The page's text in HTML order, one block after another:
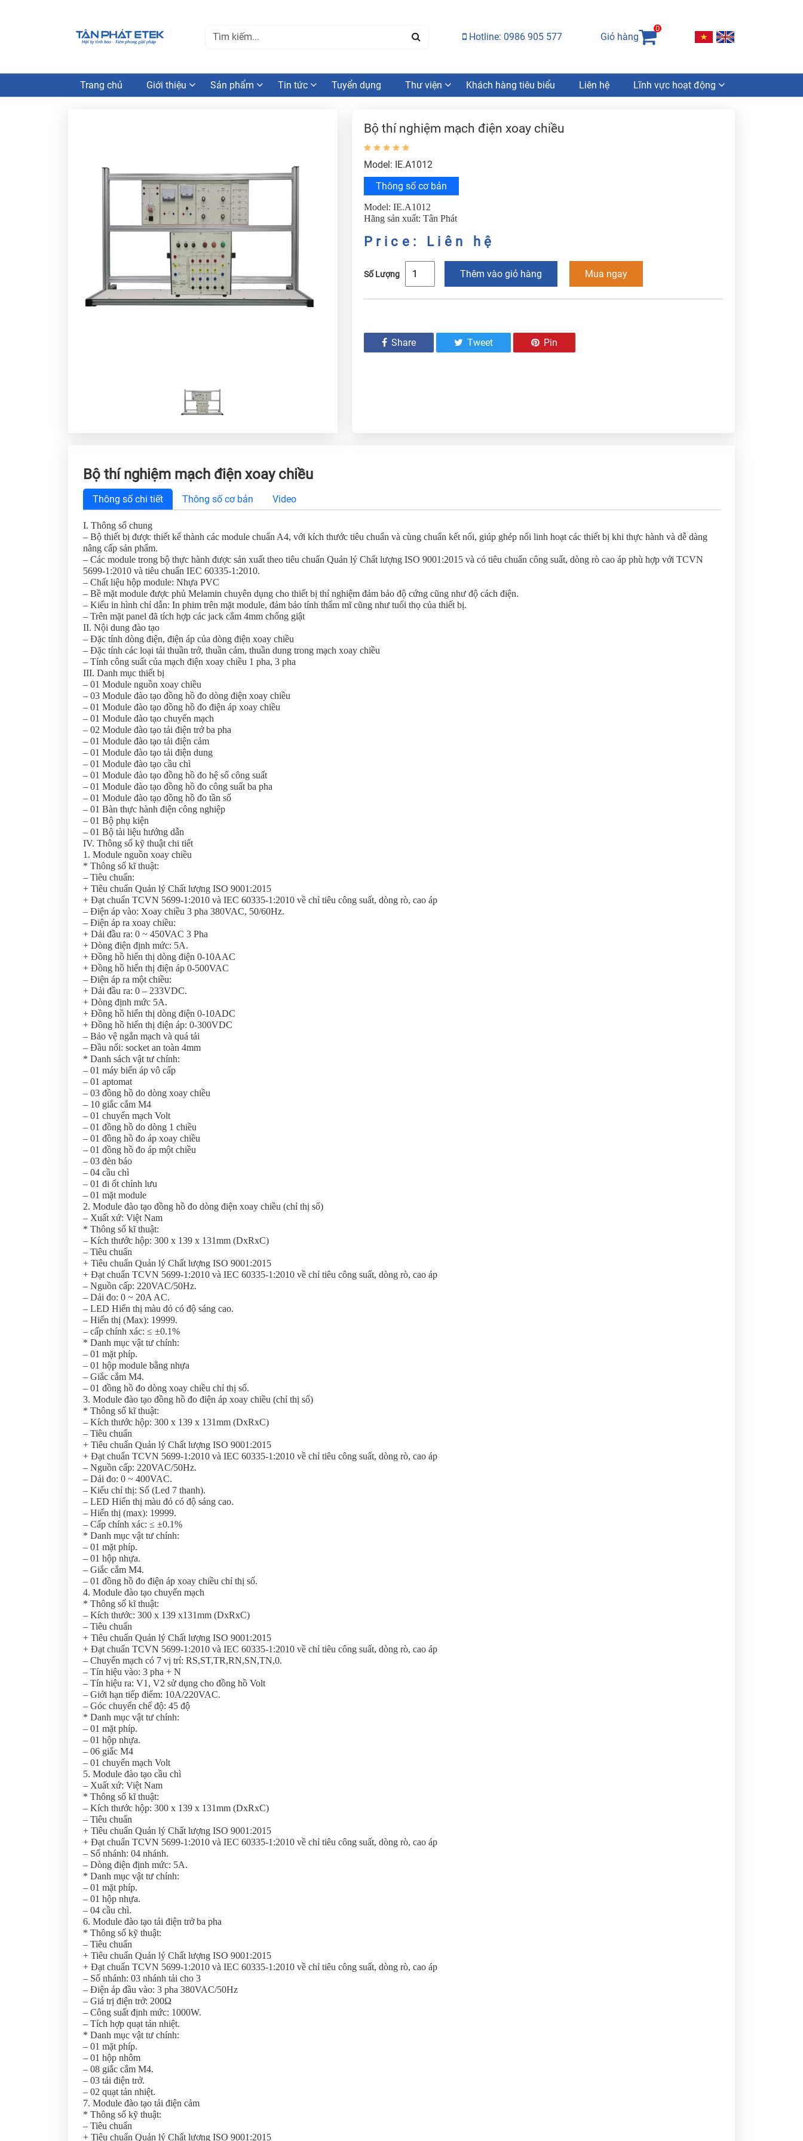
Hotline: 0986 905 577 Giỏ hàng
0
Trang chủ Giới thiệu Sản phẩm Tin tức Tuyển dụng Thư viện Khách hàng tiêu biểu Liên hệ Lĩnh vực hoạt động
Bộ thí nghiệm mạch điện xoay chiều
Model: IE.A1012
Thông số cơ bản
Model: IE.A1012
Hãng sản xuất: Tân Phát
Price: Liên hệ
Số Lượng Thêm vào giỏ hàng Mua ngay
Share Tweet Pin
Bộ thí nghiệm mạch điện xoay chiều
Thông số chi tiết Thông số cơ bản Video
I. Thông số chung
– Bộ thiết bị được thiết kế thành các module chuẩn A4, với kích thước tiêu chuẩn và cùng chuẩn kết nối, giúp ghép nối linh hoạt các thiết bị khi thực hành và dễ dàng
nâng cấp sản phẩm.
– Các module trong bộ thực hành được sản xuất theo tiêu chuẩn Quản lý Chất lượng ISO 9001:2015 và có tiêu chuẩn công suất, dòng rò cao áp phù hợp với TCVN
5699-1:2010 và tiêu chuẩn IEC 60335-1:2010.
– Chất liệu hộp module: Nhựa PVC
– Bề mặt module được phủ Melamin chuyên dụng cho thiết bị thí nghiệm đảm bảo độ cứng cũng như độ cách điện.
– Kiểu in hình chỉ dẫn: In phim trên mặt module, đảm bảo tính thẩm mĩ cũng như tuổi thọ của thiết bị.
– Trên mặt panel đã tích hợp các jack cắm 4mm chống giật
II. Nội dung đào tạo
– Đặc tính dòng điện, điện áp của dòng điện xoay chiều
– Đặc tính các loại tải thuần trở, thuần cảm, thuần dung trong mạch xoay chiều
– Tính công suất của mạch điện xoay chiều 1 pha, 3 pha
III. Danh mục thiết bị
– 01 Module nguồn xoay chiều
– 03 Module đào tạo đồng hồ đo dòng điện xoay chiều
– 01 Module đào tạo đồng hồ đo điện áp xoay chiều
– 01 Module đào tạo chuyển mạch
– 02 Module đào tạo tải điện trở ba pha
– 01 Module đào tạo tải điện cảm
– 01 Module đào tạo tải điện dung
– 01 Module đào tạo cầu chì
– 01 Module đào tạo đồng hồ đo hệ số công suất
– 01 Module đào tạo đồng hồ đo công suất ba pha
– 01 Module đào tạo đồng hồ đo tần số
– 01 Bàn thực hành điện công nghiệp
– 01 Bộ phụ kiện
– 01 Bộ tài liệu hướng dẫn
IV. Thông số kỹ thuật chi tiết
1. Module nguồn xoay chiều
* Thông số kĩ thuật:
– Tiêu chuẩn:
+ Tiêu chuẩn Quản lý Chất lượng ISO 9001:2015
+ Đạt chuẩn TCVN 5699-1:2010 và IEC 60335-1:2010 về chỉ tiêu công suất, dòng rò, cao áp
– Điện áp vào: Xoay chiều 3 pha 380VAC, 50/60Hz.
– Điện áp ra xoay chiều:
+ Dải đầu ra: 0 ~ 450VAC 3 Pha
+ Dòng điện định mức: 5A.
+ Đồng hồ hiển thị dòng điện 0-10AAC
+ Đồng hồ hiển thị điện áp 0-500VAC
– Điện áp ra một chiều:
+ Dải đầu ra: 0 – 233VDC.
+ Dòng định mức 5A.
+ Đồng hồ hiển thị dòng điện 0-10ADC
+ Đồng hồ hiển thị điện áp: 0-300VDC
– Bảo vệ ngắn mạch và quá tải
– Đầu nối: socket an toàn 4mm
* Danh sách vật tư chính:
– 01 máy biến áp vô cấp
– 01 aptomat
– 03 đồng hồ do dòng xoay chiều
– 10 giắc cắm M4
– 01 chuyển mạch Volt
– 01 đồng hồ do dòng 1 chiều
– 01 đồng hồ đo áp xoay chiều
– 01 đồng hồ đo áp một chiều
– 03 đèn báo
– 04 cầu chì
– 01 đi ốt chỉnh lưu
– 01 mặt module
2. Module đào tạo đồng hồ đo dòng điện xoay chiều (chỉ thị số)
– Xuất xứ: Việt Nam
* Thông số kĩ thuật:
– Kích thước hộp: 300 x 139 x 131mm (DxRxC)
– Tiêu chuẩn
+ Tiêu chuẩn Quản lý Chất lượng ISO 9001:2015
+ Đạt chuẩn TCVN 5699-1:2010 và IEC 60335-1:2010 về chỉ tiêu công suất, dòng rò, cao áp
– Nguồn cấp: 220VAC/50Hz.
– Dải đo: 0 ~ 20A AC.
– LED Hiển thị màu đỏ có độ sáng cao.
– Hiển thị (Max): 19999.
– cấp chính xác: ≤ ±0.1%
* Danh mục vật tư chính:
– 01 mặt phíp.
– 01 hộp module bằng nhựa
– Giắc cắm M4.
– 01 đồng hồ đo dòng xoay chiều chỉ thị số.
3. Module đào tạo đồng hồ đo điện áp xoay chiều (chỉ thị số)
* Thông số kĩ thuật:
– Kích thước hộp: 300 x 139 x 131mm (DxRxC)
– Tiêu chuẩn
+ Tiêu chuẩn Quản lý Chất lượng ISO 9001:2015
+ Đạt chuẩn TCVN 5699-1:2010 và IEC 60335-1:2010 về chỉ tiêu công suất, dòng rò, cao áp
– Nguồn cấp: 220VAC/50Hz.
– Dải đo: 0 ~ 400VAC.
– Kiểu chỉ thị: Số (Led 7 thanh).
– LED Hiển thị màu đỏ có độ sáng cao.
– Hiển thị (max): 19999.
– Cấp chính xác: ≤ ±0.1%
* Danh mục vật tư chính:
– 01 mặt phíp.
– 01 hộp nhựa.
– Giắc cắm M4.
– 01 đồng hồ đo điện áp xoay chiều chỉ thị số.
4. Module đào tạo chuyển mạch
* Thông số kĩ thuật:
– Kích thước: 300 x 139 x131mm (DxRxC)
– Tiêu chuẩn
+ Tiêu chuẩn Quản lý Chất lượng ISO 9001:2015
+ Đạt chuẩn TCVN 5699-1:2010 và IEC 60335-1:2010 về chỉ tiêu công suất, dòng rò, cao áp
– Chuyển mạch có 7 vị trí: RS,ST,TR,RN,SN,TN,0.
– Tín hiệu vào: 3 pha + N
– Tín hiệu ra: V1, V2 sử dụng cho đồng hồ Volt
– Giới hạn tiếp điểm: 10A/220VAC.
– Góc chuyển chế độ: 45 độ
* Danh mục vật tư chính:
– 01 mặt phíp.
– 01 hộp nhựa.
– 06 giắc M4
– 01 chuyển mạch Volt
5. Module đào tạo cầu chì
– Xuất xứ: Việt Nam
* Thông số kĩ thuật:
– Kích thước hộp: 300 x 139 x 131mm (DxRxC)
– Tiêu chuẩn
+ Tiêu chuẩn Quản lý Chất lượng ISO 9001:2015
+ Đạt chuẩn TCVN 5699-1:2010 và IEC 60335-1:2010 về chỉ tiêu công suất, dòng rò, cao áp
– Số nhánh: 04 nhánh.
– Dòng điện định mức: 5A.
* Danh mục vật tư chính:
– 01 mặt phíp.
– 01 hộp nhựa.
– 04 cầu chì.
6. Module đào tạo tải điện trở ba pha
* Thông số kỹ thuật:
– Tiêu chuẩn
+ Tiêu chuẩn Quản lý Chất lượng ISO 9001:2015
+ Đạt chuẩn TCVN 5699-1:2010 và IEC 60335-1:2010 về chỉ tiêu công suất, dòng rò, cao áp
– Số nhánh: 03 nhánh tải cho 3
– Điện áp đầu vào: 3 pha 380VAC/50Hz
– Giá trị điện trở: 200Ω
– Công suất định mức: 1000W.
– Tích hợp quạt tản nhiệt.
* Danh mục vật tư chính:
– 01 mặt phíp.
– 01 hộp nhôm
– 08 giắc cắm M4.
– 03 tải điện trở.
– 02 quạt tản nhiệt.
7. Module đào tạo tải điện cảm
* Thông số kỹ thuật:
– Tiêu chuẩn
+ Tiêu chuẩn Quản lý Chất lượng ISO 9001:2015